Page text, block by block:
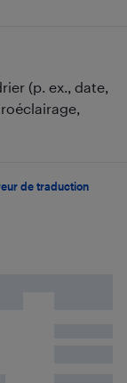
(p. ex., date,
de traduction